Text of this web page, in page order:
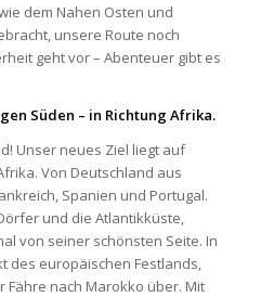
dem Nahen Osten und
unsere Route noch
geht vor – Abenteuer gibt es
Süden – in Richtung Afrika.
Unser neues Ziel liegt auf
Von Deutschland aus
Spanien und Portugal.
und die Atlantikküste,
von seiner schönsten Seite. In
des europäischen Festlands,
Fähre nach Marokko über. Mit